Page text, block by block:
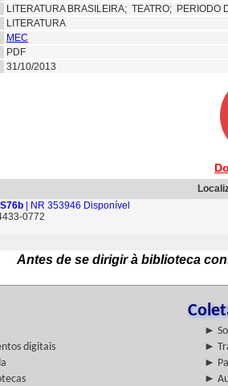
LITERATURA BRASILEIRA; TEATRO; PERIODO
LITERATURA
MEC
PDF
31/10/2013
| NR 353946 Disponível
0772
Antes de se dirigir à biblioteca
►
digitais
►
►
►